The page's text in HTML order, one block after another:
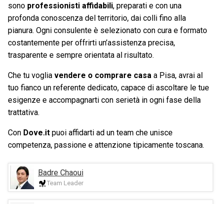
sono professionisti affidabili, preparati e con una
profonda conoscenza del territorio, dai colli fino alla
pianura. Ogni consulente è selezionato con cura e formato
costantemente per offrirti un’assistenza precisa,
trasparente e sempre orientata al risultato.
Che tu voglia vendere o comprare casa a Pisa, avrai al
tuo fianco un referente dedicato, capace di ascoltare le tue
esigenze e accompagnarti con serietà in ogni fase della
trattativa.
Con Dove.it puoi affidarti ad un team che unisce
competenza, passione e attenzione tipicamente toscana.
Badre Chaoui
Team Leader